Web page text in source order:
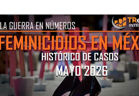
Seguridad y justicia